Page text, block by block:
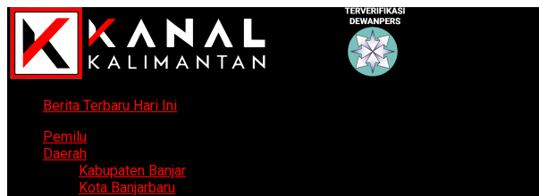
Berita Terbaru Hari Ini
Pemilu
Daerah
Kabupaten Banjar
Kota Banjarbaru